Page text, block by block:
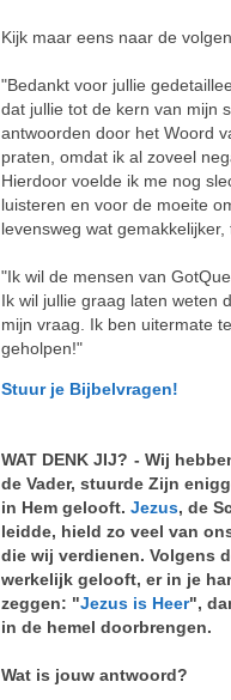
Kijk maar eens naar de
"Bedankt voor jullie
dat jullie tot de kern van mijn
antwoorden door het Woord
praten, omdat ik al zoveel
Hierdoor voelde ik me nog
luisteren en voor de moeite
levensweg wat
"Ik wil de mensen van
Ik wil jullie graag laten weten
mijn vraag. Ik ben uitermate
geholpen!"
Stuur je Bijbelvragen!
WAT DENK JIJ? - Wij
de Vader, stuurde Zijn
in Hem gelooft. Jezus, de
leidde, hield zo veel van
die wij verdienen. Volgens
werkelijk gelooft, er in je
zeggen: "Jezus is Heer",
in de hemel doorbrengen.
Wat is jouw antwoord?